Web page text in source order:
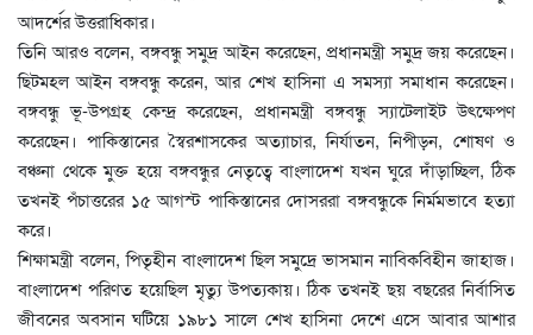
আদর্শের উত্তরাধিকার।
তিনি আরও বলেন, বঙ্গবন্ধু সমুদ্র আইন করেছেন, প্রধানমন্ত্রী সমুদ্র জয় করেছেন।
ছিটমহল আইন বঙ্গবন্ধু করেন, আর শেখ হাসিনা এ সমস্যা সমাধান করেছেন।
বঙ্গবন্ধু ভূ-উপগ্রহ কেন্দ্র করেছেন, প্রধানমন্ত্রী বঙ্গবন্ধু স্যাটেলাইট উৎক্ষেপণ
করেছেন। পাকিস্তানের স্বৈরশাসকের অত্যাচার, নির্যাতন, নিপীড়ন, শোষণ ও
বঞ্চনা থেকে মুক্ত হয়ে বঙ্গবন্ধুর নেতৃত্বে বাংলাদেশ যখন ঘুরে দাঁড়াচ্ছিল, ঠিক
তখনই পঁচাত্তরের ১৫ আগস্ট পাকিস্তানের দোসররা বঙ্গবন্ধুকে নির্মমভাবে হত্যা
করে।
শিক্ষামন্ত্রী বলেন, পিতৃহীন বাংলাদেশ ছিল সমুদ্রে ভাসমান নাবিকবিহীন জাহাজ।
বাংলাদেশ পরিণত হয়েছিল মৃত্যু উপত্যকায়। ঠিক তখনই ছয় বছরের নির্বাসিত
জীবনের অবসান ঘটিয়ে ১৯৮১ সালে শেখ হাসিনা দেশে এসে আবার আশার